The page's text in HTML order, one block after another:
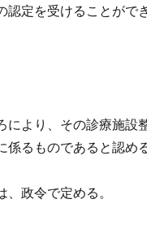
定を受けることができ
より、その診療施設
るものであると認め
政令で定める。